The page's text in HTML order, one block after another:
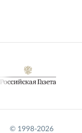
© 1998-2026